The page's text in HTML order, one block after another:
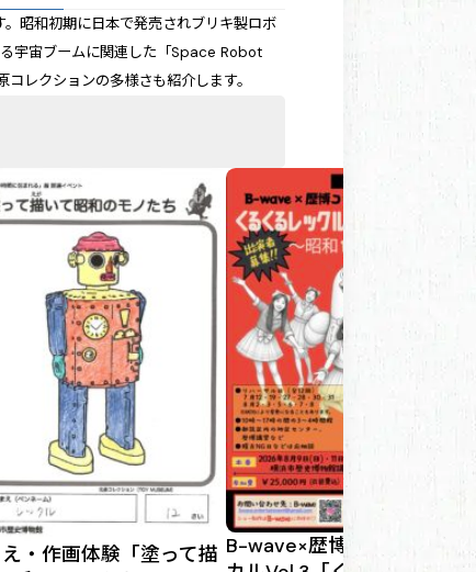
昭和初期に日本で発売されブリキ製ロボ
宇宙ブームに関連した「Space Robot
レクションの多様さも紹介します。
・作画体験「塗って描 B-wave×歴博コラボミュー